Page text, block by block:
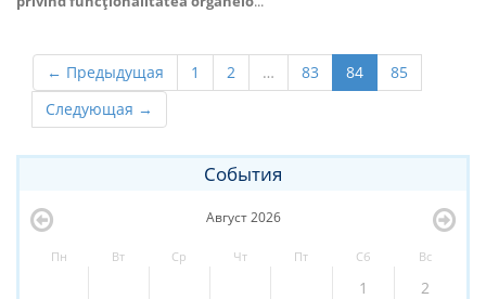
← Предыдущая 1 2 … 83 84
85
Следующая →
События
Август 2026
Пн Вт Ср Чт Пт Сб Вс
1 2